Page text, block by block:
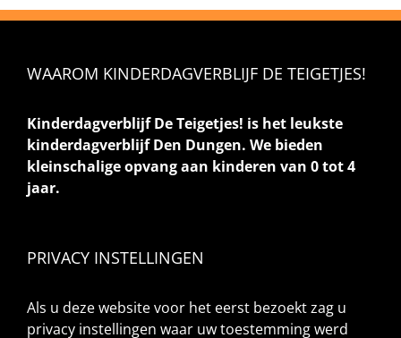
WAAROM KINDERDAGVERBLIJF DE TEIGETJES!
Kinderdagverblijf De Teigetjes! is het leukste
kinderdagverblijf Den Dungen. We bieden
kleinschalige opvang aan kinderen van 0 tot 4
jaar.
PRIVACY INSTELLINGEN
Als u deze website voor het eerst bezoekt zag u
privacy instellingen waar uw toestemming werd